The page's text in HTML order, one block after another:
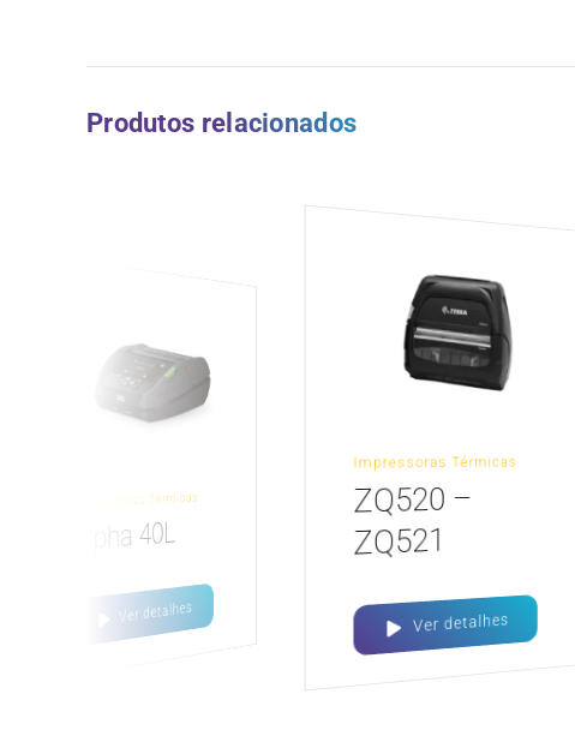
Produtos relacionados
Impressoras Térmicas
Alpha 40L
Ver detalhes
Impressoras Térmicas
ZQ520 –
ZQ521
Ver detalhes